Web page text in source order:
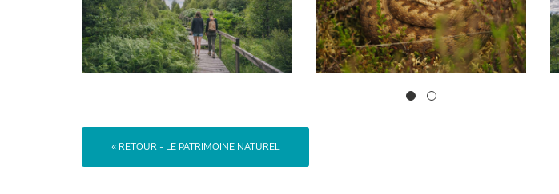
« RETOUR - LE PATRIMOINE NATUREL